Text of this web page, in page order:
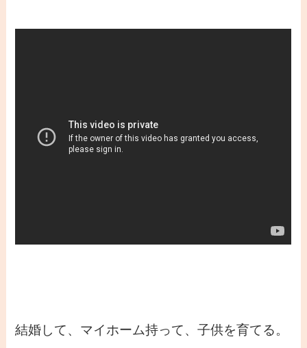
結婚して、マイホーム持って、子供を育てる。